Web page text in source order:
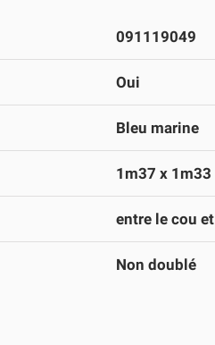
091119049
Oui
Bleu marine
1m37 x 1m33
entre le cou
Non doublé